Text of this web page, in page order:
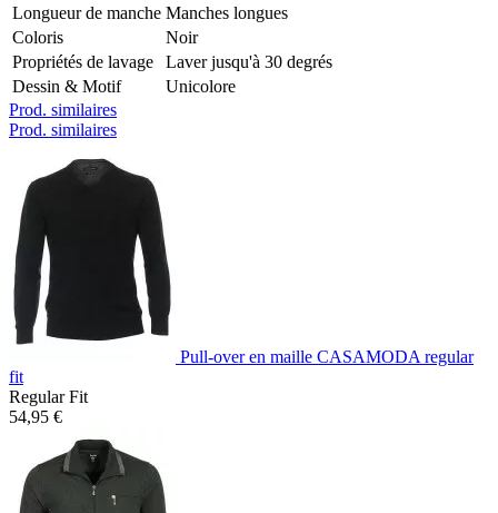
Longueur de manche Manches longues
Coloris
Noir
Propriétés de lavage
Laver jusqu'à 30 degrés
Dessin & Motif
Unicolore
Prod. similaires
Prod. similaires
Pull-over en maille CASAMODA regular
fit
Regular Fit
54,95 €